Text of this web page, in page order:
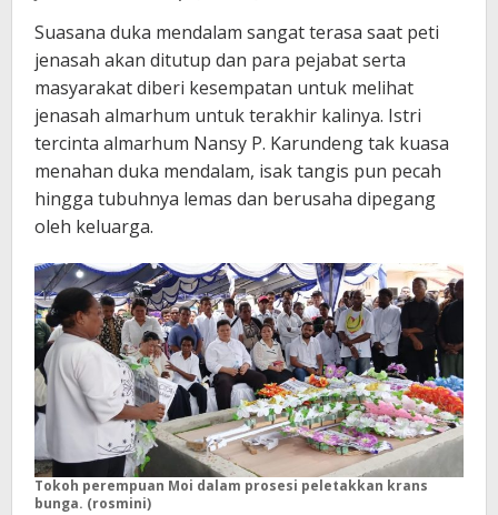
Suasana duka mendalam sangat terasa saat peti
jenasah akan ditutup dan para pejabat serta
masyarakat diberi kesempatan untuk melihat
jenasah almarhum untuk terakhir kalinya. Istri
tercinta almarhum Nansy P. Karundeng tak kuasa
menahan duka mendalam, isak tangis pun pecah
hingga tubuhnya lemas dan berusaha dipegang
oleh keluarga.
Tokoh perempuan Moi dalam prosesi peletakkan krans
bunga. (rosmini)